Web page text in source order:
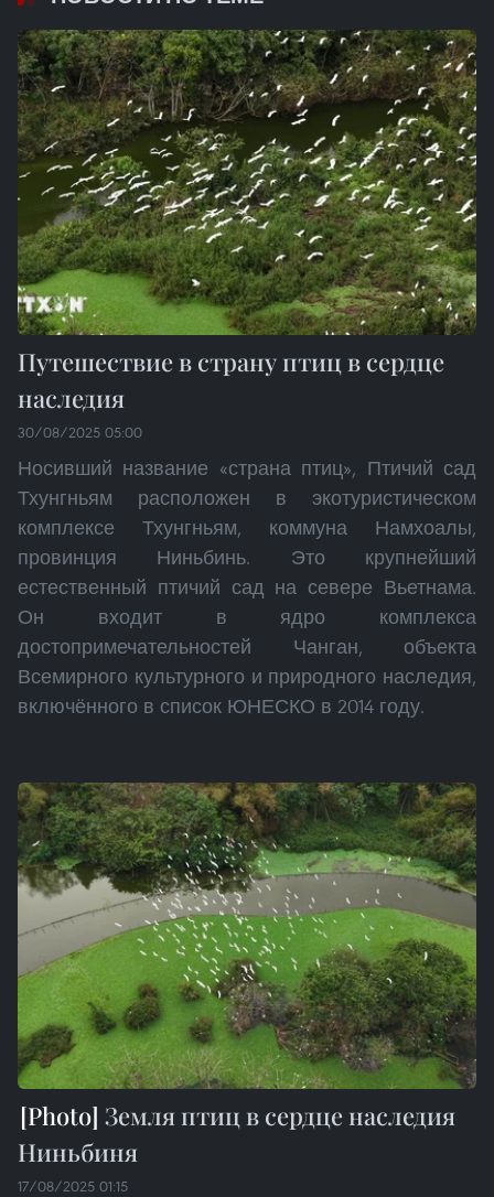
Путешествие в страну птиц в сердце
наследия
30/08/2025 05:00
Носивший название «страна птиц», Птичий сад
Тхунгньям расположен в экотуристическом
комплексе Тхунгньям, коммуна Намхоалы,
провинция Ниньбинь. Это крупнейший
естественный птичий сад на севере Вьетнама.
Он входит в ядро комплекса
достопримечательностей Чанган, объекта
Всемирного культурного и природного наследия,
включённого в список ЮНЕСКО в 2014 году.
Земля птиц в сердце наследия
Ниньбиня
17/08/2025 01:15